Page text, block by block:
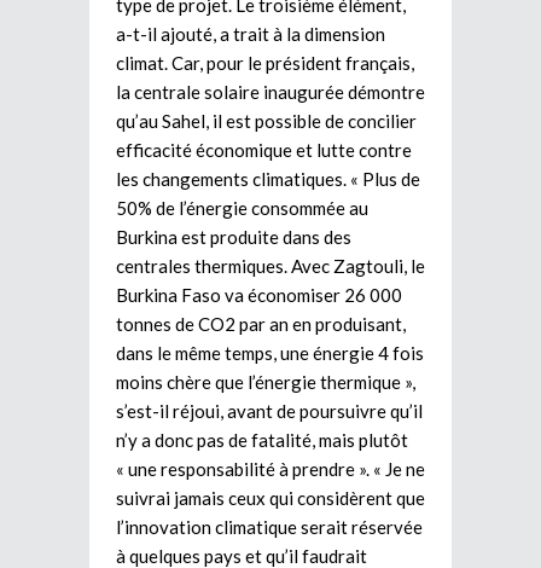
type de projet. Le troisième élément,
a-t-il ajouté, a trait à la dimension
climat. Car, pour le président français,
la centrale solaire inaugurée démontre
qu’au Sahel, il est possible de concilier
efficacité économique et lutte contre
les changements climatiques. « Plus de
50% de l’énergie consommée au
Burkina est produite dans des
centrales thermiques. Avec Zagtouli, le
Burkina Faso va économiser 26 000
tonnes de CO2 par an en produisant,
dans le même temps, une énergie 4 fois
moins chère que l’énergie thermique »,
s’est-il réjoui, avant de poursuivre qu’il
n’y a donc pas de fatalité, mais plutôt
« une responsabilité à prendre ». « Je ne
suivrai jamais ceux qui considèrent que
l’innovation climatique serait réservée
à quelques pays et qu’il faudrait